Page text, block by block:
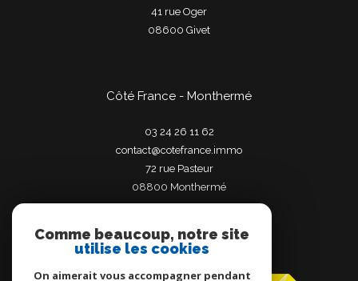
41 rue Oger
08600
givet
Côté France - Monthermé
03 24 26 11 62
contact@cotefrance.immo
72 rue Pasteur
08800
monthermé
Adhérents
Comme beaucoup, notre site
utilise les cookies
On aimerait vous accompagner pendant